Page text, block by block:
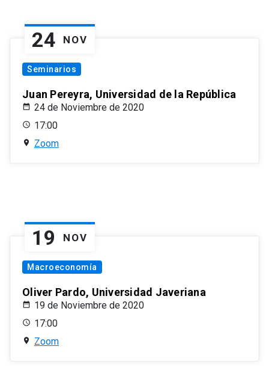
24 NOV
Seminarios
Juan Pereyra, Universidad de la República
24 de Noviembre de 2020
17:00
Zoom
19 NOV
Macroeconomía
Oliver Pardo, Universidad Javeriana
19 de Noviembre de 2020
17:00
Zoom